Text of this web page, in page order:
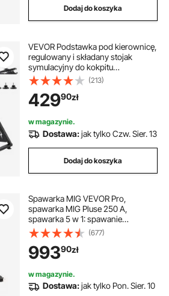
Dodaj do koszyka
VEVOR Podstawka pod kierownicę,
regulowany i składany stojak
symulacyjny do kokpitu
gamingowego Logitech G923
G920 G29 G27, Thrustmaster
T300RS TX F458 T500RS T3PA-
PRO (F1/GT), symulator pedałów nie
jest dołączony
(213)
42990zł
w magazynie.
Dostawa:jak tylko Czw. Sier. 13
Dodaj do koszyka
Spawarka MIG VEVOR Pro,
spawarka MIG Pluse 250 A,
spawarka 5 w 1: spawanie
bezgazowe MIG, spawanie gazowe
MIG, spawanie MMA, spawanie Lift
TIG, spawanie MIG Pluse z
technologią inwertorową IGBT i
wyświetlaczem LCD
(677)
99390zł
w magazynie.
Dostawa:jak tylko Pon. Sier. 10